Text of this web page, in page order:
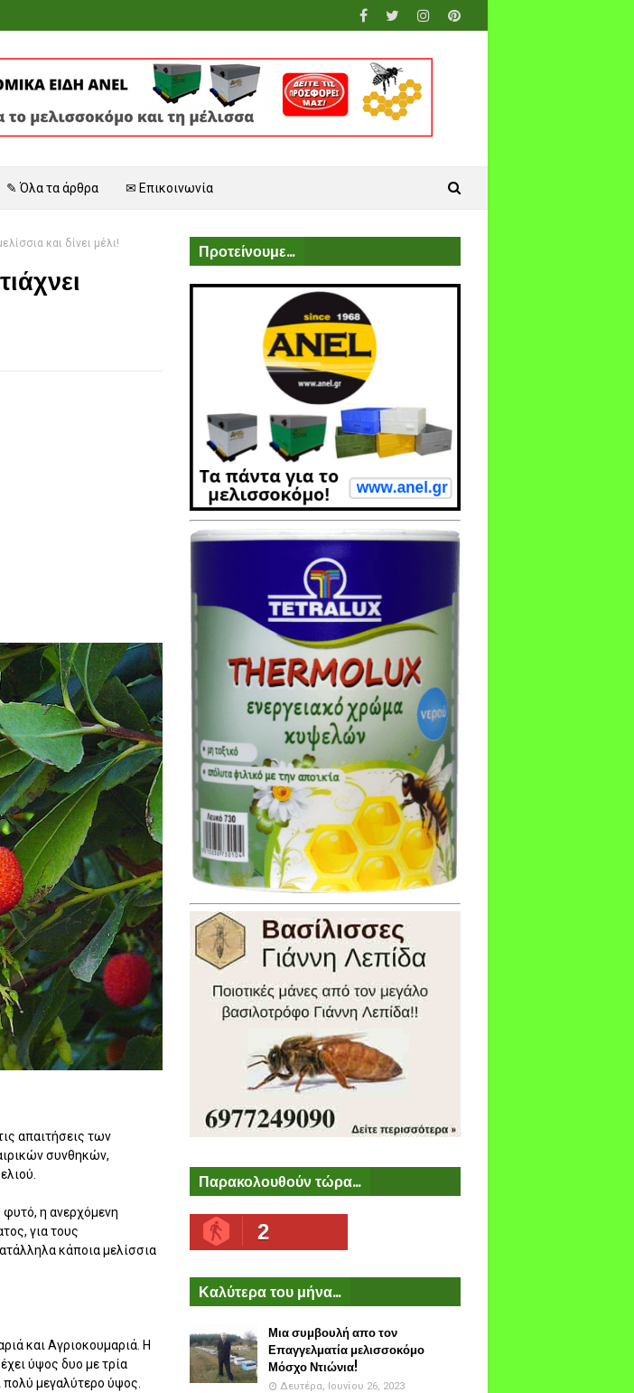
✎ Όλα τα άρθρα ✉ Επικοινωνία
και δίνει μέλι!
απαιτήσεις των
συνθηκών,
η ανερχόμενη
για τους
κάποια μελίσσια
και Αγριοκουμαριά. Η
ύψος δυο με τρία
μεγαλύτερο ύψος.
Προτείνουμε...
Παρακολουθούν τώρα...
2
Καλύτερα του μήνα...
Μια συμβουλή απο τον
Επαγγελματία μελισσοκόμο
Μόσχο Ντιώνια!
Δευτέρα, Ιουνίου 26, 2023